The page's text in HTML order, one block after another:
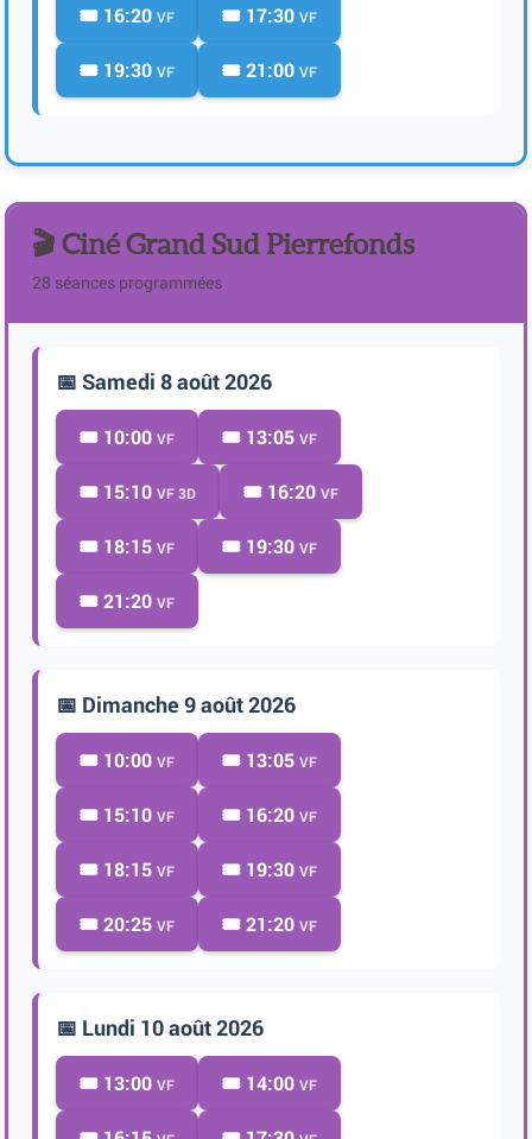
🎟️ 16:20 VF 🎟️ 17:30 VF
🎟️ 19:30 VF 🎟️ 21:00 VF
🎬 Ciné Grand Sud Pierrefonds
28 séances programmées
📅 Samedi 8 août 2026
🎟️ 10:00 VF 🎟️ 13:05 VF
🎟️ 15:10 VF 3D 🎟️ 16:20 VF
🎟️ 18:15 VF 🎟️ 19:30 VF
🎟️ 21:20 VF
📅 Dimanche 9 août 2026
🎟️ 10:00 VF 🎟️ 13:05 VF
🎟️ 15:10 VF 🎟️ 16:20 VF
🎟️ 18:15 VF 🎟️ 19:30 VF
🎟️ 20:25 VF 🎟️ 21:20 VF
📅 Lundi 10 août 2026
🎟️ 13:00 VF 🎟️ 14:00 VF